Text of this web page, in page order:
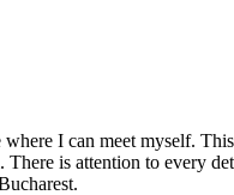
I can meet myself.
There is attention to every